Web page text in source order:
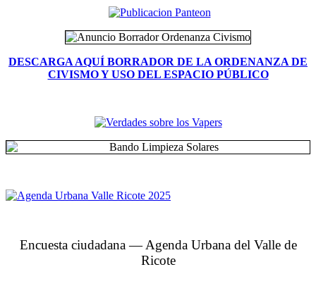
DESCARGA AQUÍ BORRADOR DE LA ORDENANZA DE
CIVISMO Y USO DEL ESPACIO PÚBLICO
Encuesta ciudadana — Agenda Urbana del Valle de
Ricote